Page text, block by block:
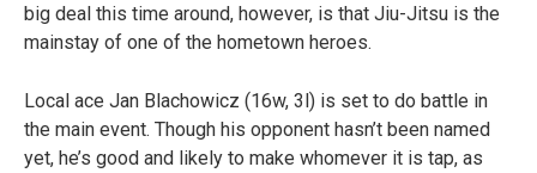
big deal this time around, however, is that Jiu-Jitsu is the
mainstay of one of the hometown heroes.
Local ace Jan Blachowicz (16w, 3l) is set to do battle in
the main event. Though his opponent hasn’t been named
yet, he’s good and likely to make whomever it is tap, as